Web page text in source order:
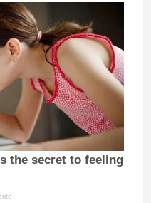
the secret to feeling